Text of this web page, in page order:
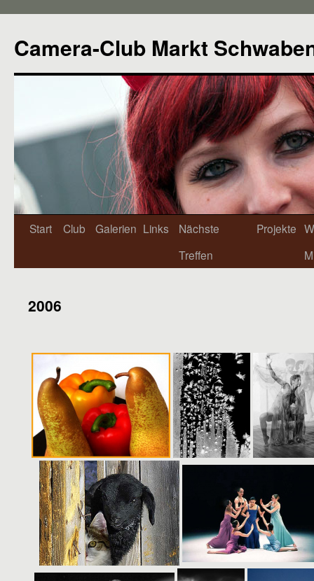
Camera-Club Markt
Start Club Galerien Links
Nächste
Treffen
Projekte
2006